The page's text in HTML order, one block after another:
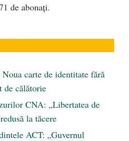
de abonați.
carte de identitate fără
de călătorie
CNA: „Libertatea de
la tăcere
ACT: „Guvernul